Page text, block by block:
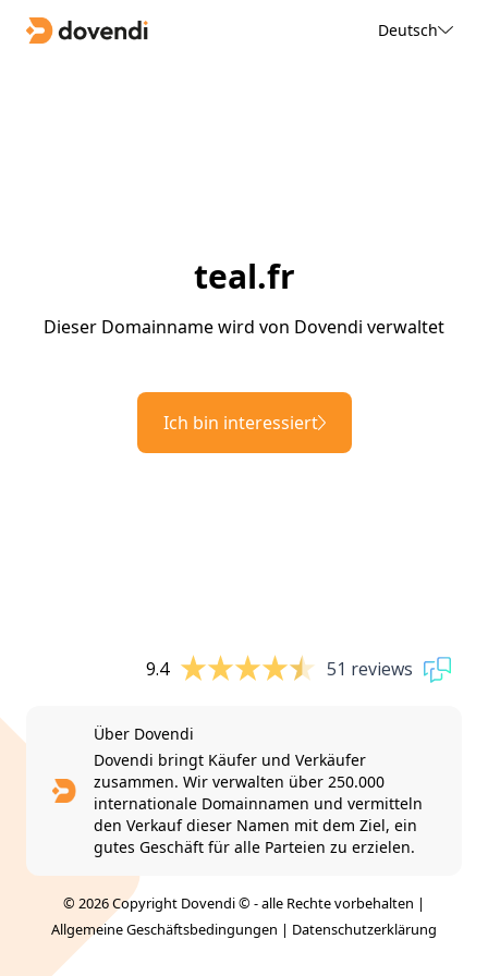
Deutsch
teal.fr
Dieser Domainname wird von Dovendi verwaltet
Ich bin interessiert
9.4 51 reviews
Über Dovendi
Dovendi bringt Käufer und Verkäufer
zusammen. Wir verwalten über 250.000
internationale Domainnamen und vermitteln
den Verkauf dieser Namen mit dem Ziel, ein
gutes Geschäft für alle Parteien zu erzielen.
© 2026 Copyright Dovendi © - alle Rechte vorbehalten |
Allgemeine Geschäftsbedingungen | Datenschutzerklärung